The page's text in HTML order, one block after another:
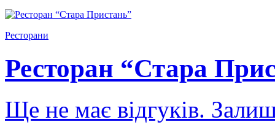
Ресторани
Ресторан “Стара
Ще не має відгуків.